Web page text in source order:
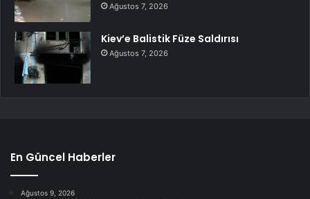
Ağustos 7, 2026
Kiev’e Balistik Füze Saldırısı
Ağustos 7, 2026
En Güncel Haberler
Ağustos 9, 2026